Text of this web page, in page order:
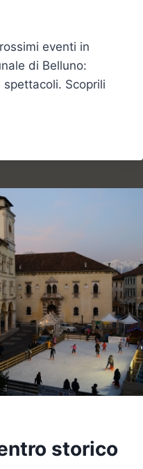
eventi in
di Belluno:
Scoprili
storico